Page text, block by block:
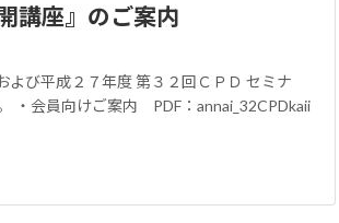
講座』のご案内
び平成２７年度 第３２回ＣＰＤ セミナ
・会員向けご案内 PDF：annai_32CPDkaii